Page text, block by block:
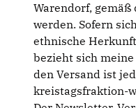
Warendorf,
werden. Sofern
ethnische
bezieht sich
den Versand ist
kreistagsfraktion-